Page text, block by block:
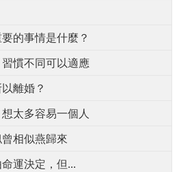
的事情是什麼？
慣不同可以適應
離婚？
太多容易一個人
相似燕歸來
運決定，但...